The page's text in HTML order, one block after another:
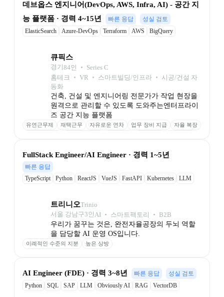
데브옵스 엔지니어(DevOps, AWS, Infra, AI) - 공간 지
능 플랫폼 · 경력 4~15년
빠른 응답
성실 검토
ElasticSearch
Azure-DevOps Terraform AWS
BigQuery
큐픽스
경기 84인 ‧ Series C
홈테크 ‧ VR ‧ 스마트빌딩/인프라 ‧ 시공/건설 자
동화
건축, 건설 및 엔지니어링 전문가가 작업 현장을
원격으로 관리할 수 있도록 도와주는엔터프라이
즈 공간 지능 플랫폼
유연근무제 재택근무 자유로운 연차 업무 장비 지급
자율 복장
인재 추천 포상
생일 상품권
FullStack Engineer/AI Engineer · 경력 1~5년
빠른 응답
TypeScript
Python ReactJS VueJS FastAPI Kubernetes LLM
트리니오Trinio
서울 강남구3인AI ‧ 스마트팩토리 ‧ B2B
우리가 꿈꾸는 것은, 완전자율공장의 두뇌 역할
을 담당할 AI 운영 OS입니다.
이례적인 수준의 지분 높은 상방
AI Engineer (FDE) · 경력 3~8년 빠른 응답
성실 검토
Python
SQL SAP LLM Obviously AI RAG
VectorDB